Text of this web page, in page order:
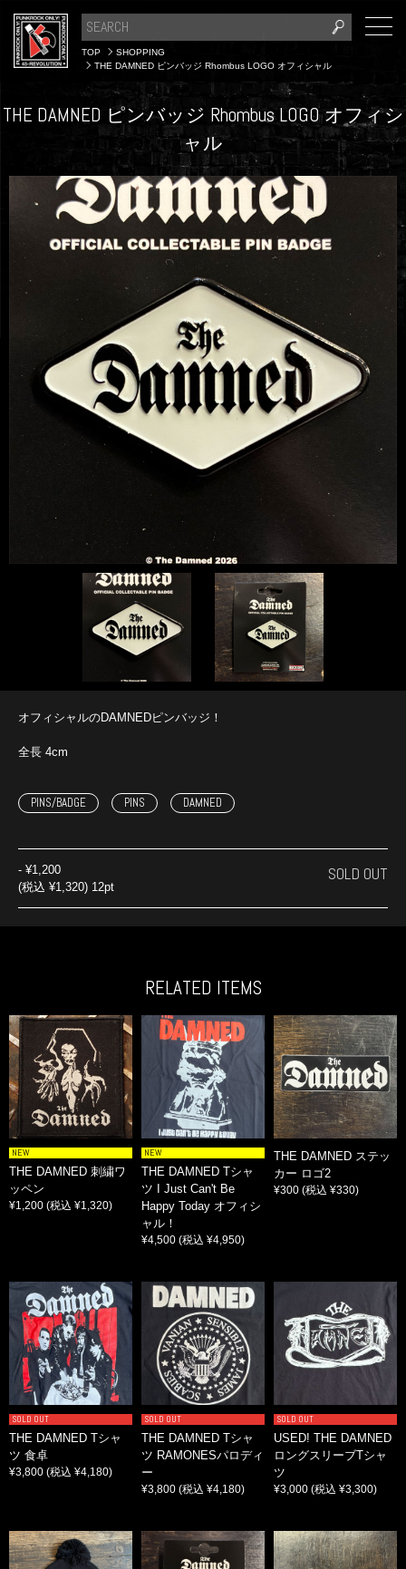
TOP
SHOPPING
THE DAMNED ピンバッジ Rhombus LOGO オフィシャル
THE DAMNED ピンバッジ Rhombus LOGO オフィシ
ャル
オフィシャルのDAMNEDピンバッジ！
全長 4cm
PINS/BADGE PINS DAMNED
- ¥1,200
(税込 ¥1,320) 12pt
SOLD OUT
RELATED ITEMS
NEW
THE DAMNED 刺繍ワ
ッペン
¥1,200 (税込 ¥1,320)
NEW
THE DAMNED Tシャ
ツ I Just Can't Be
Happy Today オフィシ
ャル！
¥4,500 (税込 ¥4,950)
THE DAMNED ステッ
カー ロゴ2
¥300 (税込 ¥330)
SOLD OUT
THE DAMNED Tシャ
ツ 食卓
¥3,800 (税込 ¥4,180)
SOLD OUT
THE DAMNED Tシャ
ツ RAMONESパロディ
ー
¥3,800 (税込 ¥4,180)
SOLD OUT
USED! THE DAMNED
ロングスリーブTシャ
ツ
¥3,000 (税込 ¥3,300)